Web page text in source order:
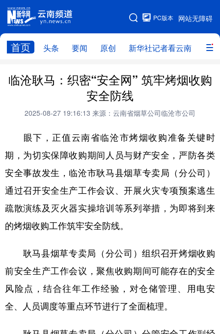
网站无障碍
PC版本
首页 头条 要闻 原创 新华社记者看云南 政务
网站地图
头条 云南要闻 本网原创
政务
廉政 云南省领导报道集 旅游
教育
州市
社会
图片
经济 服务 云南故事
云南青年说 趣看文物
临沧耿马：织密“安全网” 筑牢烤烟收购
安全防线
2025-08-27 19:16:13 来源：云南省烟草公司临沧市公司
眼下，正值云南省临沧市烤烟收购准备关键时
期，为切实保障收购期间人员与财产安全，严防各类
安全事故发生，临沧市耿马县烟草专卖局（分公司）
通过召开安全生产工作会议、开展火灾专项预案逃生
疏散演练及灭火器实操培训等系列举措，为即将到来
的烤烟收购工作筑牢安全防线。
耿马县烟草专卖局（分公司）组织召开烤烟收购
前安全生产工作会议，聚焦收购期间可能存在的安全
风险点，结合往年工作经验，对仓储管理、用电安
全、人员调度等重点环节进行了全面梳理。